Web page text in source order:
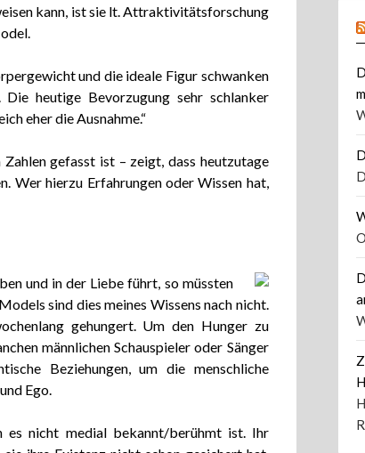
kann, ist sie lt. Attraktivitätsforschung
und die ideale Figur schwanken
heutige Bevorzugung sehr schlanker
eher die Ausnahme.“
gefasst ist – zeigt, dass heutzutage
hierzu Erfahrungen oder Wissen hat,
und in der Liebe führt, so müssten
sind dies meines Wissens nach nicht.
gehungert. Um den Hunger zu
männlichen Schauspieler oder Sänger
Beziehungen, um die menschliche
Ego.
nicht medial bekannt/berühmt ist. Ihr